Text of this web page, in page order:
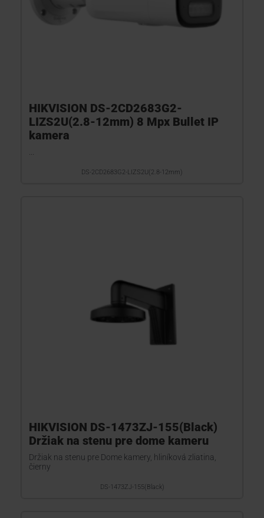
HIKVISION DS-2CD2683G2-
LIZS2U(2.8-12mm) 8 Mpx Bullet IP
kamera
DS-2CD2683G2-LIZS2U(2.8-12mm)
HIKVISION DS-1473ZJ-155(Black)
Držiak na stenu pre dome kameru
Držiak na stenu pre Dome kamery, hliníková zliatina,
čierny
DS-1473ZJ-155(Black)